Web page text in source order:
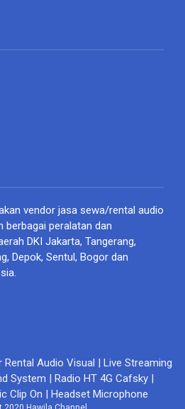
vendor jasa sewa/rental audio
berbagai peralatan dan
DKI Jakarta, Tangerang,
Depok, Sentul, Bogor dan
Rental Audio Visual | Live Streaming
System | Radio HT 4G Cafsky |
Clip On | Headset Microphone